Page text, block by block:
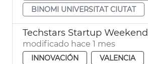
BINOMI UNIVERSITAT CIUTAT
Techstars Startup Weekend
modificado hace 1 mes
INNOVACIÓN
VALENCIA